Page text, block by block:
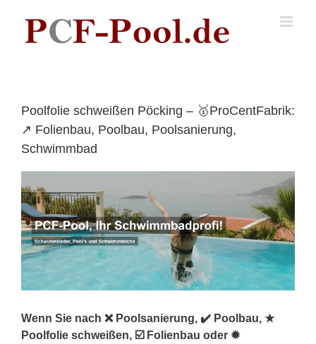
content
Poolfolie schweißen Pöcking – 🥇ProCentFabrik:
↗️ Folienbau, Poolbau, Poolsanierung,
Schwimmbad
Wenn Sie nach ❌ Poolsanierung, ✔️ Poolbau, ★
Poolfolie schweißen, ☑️ Folienbau oder ✹